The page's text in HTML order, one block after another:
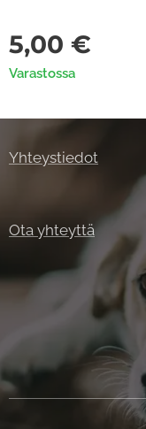
5,00 €
Varastossa
Yhteystiedot
Ota yhteyttä